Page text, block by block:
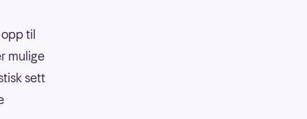
til
mulige
sett